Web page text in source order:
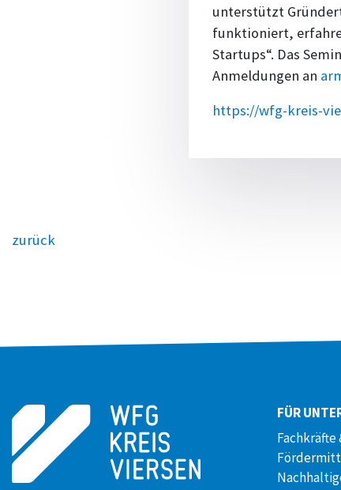
unterstützt
funktioniert,
Startups“. Das
Anmeldungen an
https://wfg-kreis-
zurück
FÜR